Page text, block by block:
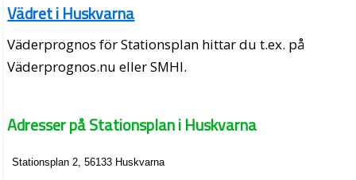
Vädret i Huskvarna
Väderprognos för Stationsplan hittar du t.ex. på
Väderprognos.nu eller SMHI.
Adresser på Stationsplan i Huskvarna
Stationsplan 2, 56133 Huskvarna